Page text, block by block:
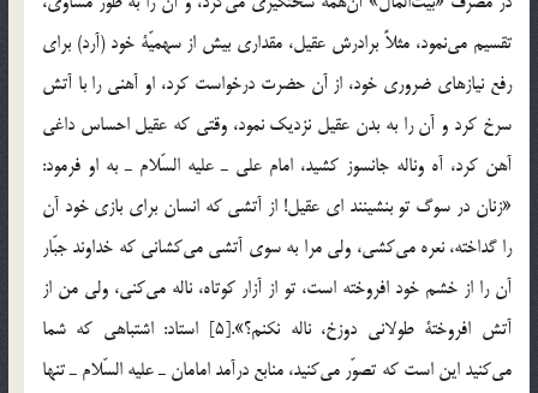
تقسيم مي‌نمود، مثلاً برادرش عقيل، مقداري بيش از سهميّة خود (آرد) براي
رفع نيازهاي ضروري خود، از آن حضرت درخواست كرد، او آهني را با آتش
سرخ كرد و آن را به بدن عقيل نزديك نمود، وقتي كه عقيل احساس داغي
آهن كرد، آه ‌و‌ناله جانسوز كشيد، امام علي ـ عليه السّلام ـ به او فرمود:
«زنان در سوگ تو بنشينند اي عقيل! از آتشي كه انسان براي بازي خود آن
را گداخته، نعره مي‌كشي، ولي مرا به سوي آتشي مي‌كشاني كه خداوند جبّار
آن را از خشم خود افروخته است، تو از آزار كوتاه، ناله مي‌كني، ولي من از
آتش افروختة طولاني دوزخ، ناله نكنم؟».[5] استاد: اشتباهي كه شما
مي‌كنيد اين است كه تصوّر مي‌كنيد، منابع درآمد امامان ـ عليه السّلام ـ تنها